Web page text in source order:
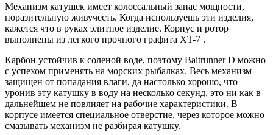
Механизм катушек имеет колоссальный запас мощности,
поразительную живучесть. Когда используешь эти изделия,
кажется что в руках элитное изделие. Корпус и ротор
выполнены из легкого прочного графита XT-7 .
Карбон устойчив к соленой воде, поэтому Baitrunner D можно
с успехом применять на морских рыбалках. Весь механизм
защищен от попадания влаги, да настолько хорошо, что
уронив эту катушку в воду на несколько секунд, это ни как в
дальнейшем не повлияет на рабочие характеристики. В
корпусе имеется специальное отверстие, через которое можно
смазывать механизм не разбирая катушку.